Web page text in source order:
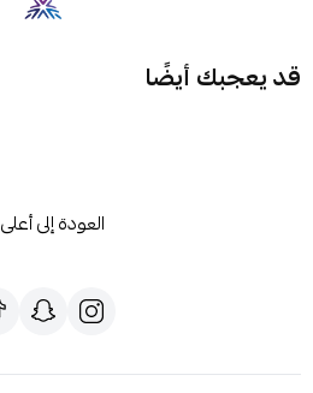
قد يعجبك أيضًا
العودة إلى أعلى